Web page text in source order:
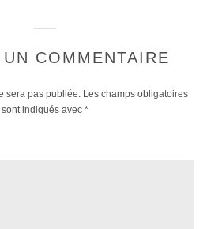
COMMENTAIRE
sera pas publiée. Les champs obligatoires
sont indiqués avec *